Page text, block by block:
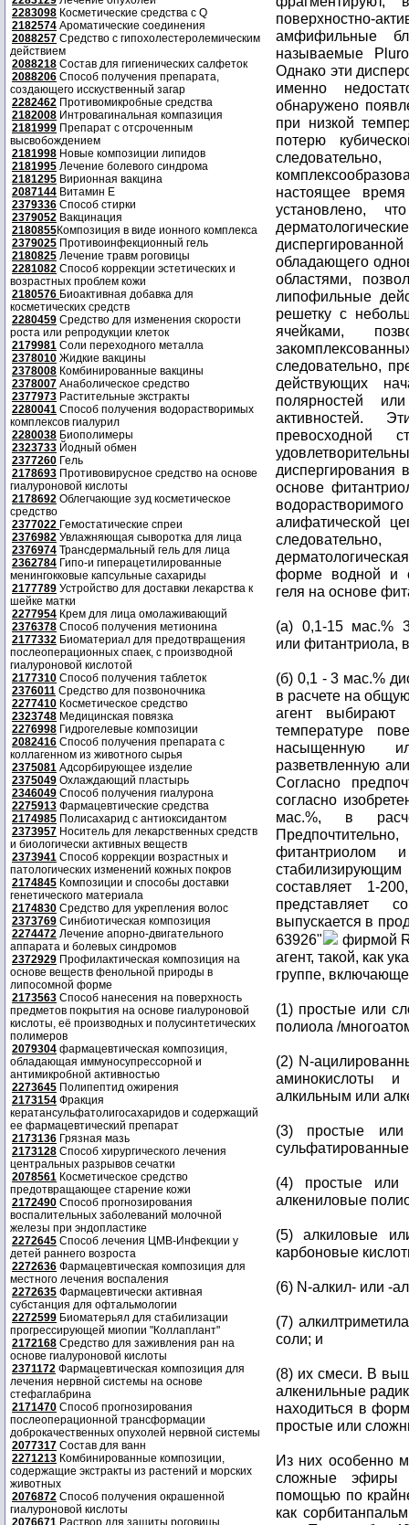
2283098 Косметические средства с Q
2182574 Ароматические соединения
2088257 Средство с гипохолестеролемическим
действием
2088218 Состав для гигиенических салфеток
2088206 Способ получения препарата,
создающего исскуственный загар
2282462 Противомикробные средства
2182008 Интровагинальная компазиция
2181999 Препарат с отсроченным
высвобождением
2181998 Новые композиции липидов
2181995 Лечение болевого синдрома
2181295 Вирионная вакцина
2087144 Витамин Е
2379336 Способ стирки
2379052 Вакцинация
2180855Композиция в виде ионного комплекса
2379025 Противоинфекционный гель
2180825 Лечение травм роговицы
2281082 Способ коррекции эстетических и
возрастных проблем кожи
2180576 Биоактивная добавка для
косметических средств
2280459 Средство для изменения скорости
роста или репродукции клеток
2179981 Соли переходного металла
2378010 Жидкие вакцины
2378008 Комбинированные вакцины
2378007 Анаболическое средство
2377973 Растительные экстракты
2280041 Способ получения водорастворимых
комплексов гиалурил
2280038 Биополимеры
2323733 Йодный обмен
2377260 Гель
2178693 Противовирусное средство на основе
гиалуроновой кислоты
2178692 Облегчающие зуд косметическое
средство
2377022 Гемостатические спреи
2376982 Увлажняющая сыворотка для лица
2376974 Трансдермальный гель для лица
2362784 Гипо-и гиперацетилированные
менингокковые капсульные сахариды
2177789 Устройство для доставки лекарства к
шейке матки
2277954 Крем для лица омолаживающий
2376378 Способ получения метионина
2177332 Биоматериал для предотвращения
послеоперационных спаек, с производной
гиалуроновой кислотой
2177310 Способ получения таблеток
2376011 Средство для позвоночника
2277410 Косметическое средство
2323748 Медицинская повязка
2276998 Гидрогелевые композиции
2082416 Способ получения препарата с
коллагенном из животного сырья
2375081 Адсорбирующее изделие
2375049 Охлаждающий пластырь
2346049 Способ получения гиалурона
2275913 Фармацевтические средства
2174985 Полисахарид с антиоксидантом
2373957 Носитель для лекарственных средств
и биологически активных веществ
2373941 Способ коррекции возрастных и
патологических изменений кожных покров
2174845 Композиции и способы доставки
генетического материала
2174830 Средство для укрепления волос
2373769 Синбиотическая композиция
2274472 Лечение апорно-двигательного
аппарата и болевых синдромов
2372929 Профилактическая композиция на
основе веществ фенольной природы в
липосомной форме
2173563 Способ нанесения на поверхность
предметов покрытия на основе гиалуроновой
кислоты, её производных и полусинтетических
полимеров
2079304 фармацевтическая композиция,
обладающая иммуносупрессорной и
антимикробной активностью
2273645 Полипептид ожирения
2173154 Фракция
кератансульфатолигосахаридов и содержащий
ее фармацевтический препарат
2173136 Грязная мазь
2173128 Способ хирургического лечения
центральных разрывов сечатки
2078561 Косметическое средство
предотвращающее старение кожи
2172490 Способ прогнозирования
воспалительных заболеваний молочной
железы при эндопластике
2272645 Способ лечения ЦМВ-Инфекции у
детей раннего возроста
2272636 Фармацевтическая композиция для
местного лечения воспаления
2272635 Фармацевтически активная
субстанция для офтальмологии
2272599 Биоматерьял для стабилизации
прогрессирующей миопии "Коллаплант"
2172168 Средство для заживления ран на
основе гиалуроновой кислоты
2371172 Фармацевтическая композиция для
лечения нервной системы на основе
стефаглабрина
2171470 Способ прогнозирования
послеоперационной трансформации
доброкачественных опухолей нервной системы
2077317 Состав для ванн
2271213 Комбинированные композиции,
содержащие экстракты из растений и морских
животных
2076872 Способ получения окрашенной
гиалуроновой кислоты
2076671 Раствор для защиты роговицы
поверхностно-
амфифильные
называемые
Однако эти
именно
обнаружено
при низкой
потерю
настоящее
установлено,
обладающего
областями,
липофильные
решетку с
ячейками,
следовательно,
действующих
полярностей
активностей.
превосходной
диспергирования
основе
алифатической
форме водной и
геля на основе
(a) 0,1-15 мас.%
или фитантриола,
(б) 0,1 - 3 мас.%
в расчете на
агент выбирают
температуре
насыщенную
разветвленную
Согласно
согласно
мас.%, в
фитантриолом
составляет 1-
представляет
выпускается в
63926"
фирмой
агент, такой, как
группе,
(1) простые или
полиола /
(2) N-
аминокислоты
алкильным или
(3) простые
(4) простые или
алкениловые
(5) алкиловые
карбоновые
(6) N-алкил- или -
(7)
соли; и
(8) их смеси. В
алкенильные
находиться в
простые или
Из них особенно
сложные эфиры
помощью по
как